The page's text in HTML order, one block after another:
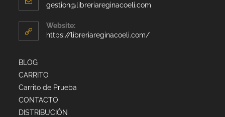
gestion@libreriareginacoeli.com
Website:
https://libreriareginacoeli.com/
BLOG
CARRITO
Carrito de Prueba
CONTACTO
DISTRIBUCIÓN